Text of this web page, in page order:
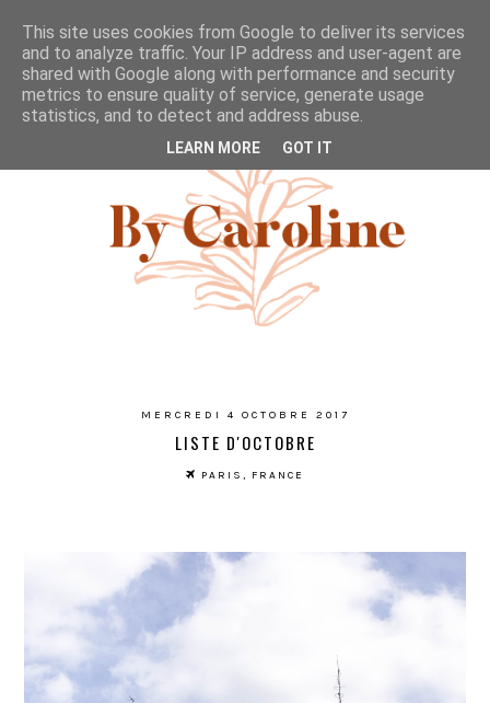
MERCREDI 4 OCTOBRE 2017
LISTE D'OCTOBRE
PARIS, FRANCE
This site uses cookies from Google to deliver its services
and to analyze traffic. Your IP address and user-agent are
shared with Google along with performance and security
metrics to ensure quality of service, generate usage
statistics, and to detect and address abuse.
LEARN MORE GOT IT